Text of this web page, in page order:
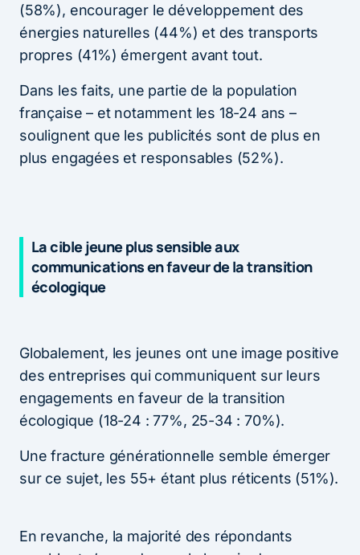
(58%), encourager le développement des
énergies naturelles (44%) et des transports
propres (41%) émergent avant tout.
Dans les faits, une partie de la population
française – et notamment les 18-24 ans –
soulignent que les publicités sont de plus en
plus engagées et responsables (52%).
La cible jeune plus sensible aux
communications en faveur de la transition
écologique
Globalement, les jeunes ont une image positive
des entreprises qui communiquent sur leurs
engagements en faveur de la transition
écologique (18-24 : 77%, 25-34 : 70%).
Une fracture générationnelle semble émerger
sur ce sujet, les 55+ étant plus réticents (51%).
En revanche, la majorité des répondants